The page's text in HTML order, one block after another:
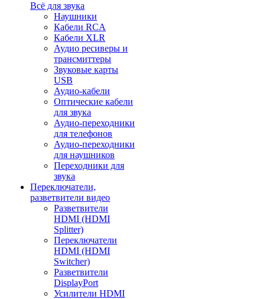
Всё для звука
Наушники
Кабели RCA
Кабели XLR
Аудио ресиверы и
трансмиттеры
Звуковые карты
USB
Аудио-кабели
Оптические кабели
для звука
Аудио-переходники
для телефонов
Аудио-переходники
для наушников
Переходники для
звука
Переключатели,
разветвители видео
Разветвители
HDMI (HDMI
Splitter)
Переключатели
HDMI (HDMI
Switcher)
Разветвители
DisplayPort
Усилители HDMI